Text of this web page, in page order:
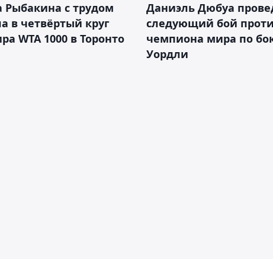
Рыбакина с трудом
в четвёртый круг
WTA 1000 в Торонто
Даниэль Дюбуа
следующий бой
чемпиона мира по
Уордли